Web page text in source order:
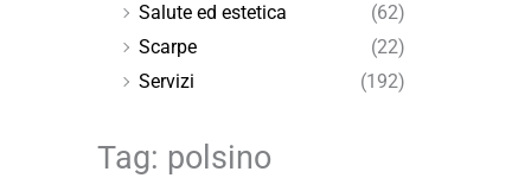
Salute ed estetica
(62)
Scarpe
(22)
Servizi
(192)
Tag: polsino